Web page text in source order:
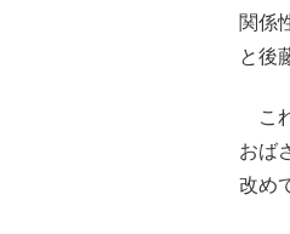
関係
と後
こ
おば
改め